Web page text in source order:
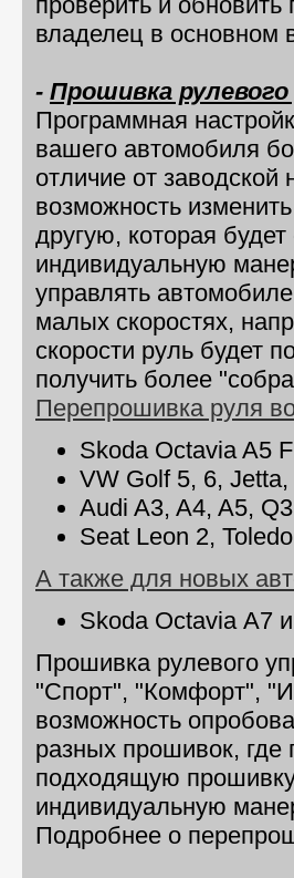
владелец в основном
- Прошивка рулевого
Программная
вашего автомобиля
отличие от заводской
возможность
другую, которая
индивидуальную
управлять
малых скоростях,
скорости руль будет
получить более
Перепрошивка руля
Skoda Octavia A5
VW Golf 5, 6,
Audi A3, A4, A5, Q3
Seat Leon 2,
А также для новых
Skoda Octavia А7
Прошивка рулевого
"Спорт", "Комфорт",
возможность
разных прошивок, где
подходящую
индивидуальную
Подробнее о